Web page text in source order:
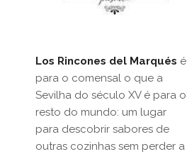
Los Rincones del Marqués é
para o comensal o que a
Sevilha do século XV é para o
resto do mundo: um lugar
para descobrir sabores de
outras cozinhas sem perder a